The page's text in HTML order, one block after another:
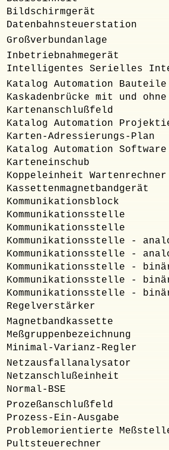
Bildschirmgerät
Datenbahnsteuerstation
Großverbundanlage
Inbetriebnahmegerät
Intelligentes Serielles
Katalog Automation Bauteile
Kaskadenbrücke mit und ohne
Kartenanschlußfeld
Katalog Automation
Karten-Adressierungs-Plan
Katalog Automation Software
Karteneinschub
Koppeleinheit Wartenrechner
Kassettenmagnetbandgerät
Kommunikationsblock
Kommunikationsstelle
Kommunikationsstelle
Kommunikationsstelle -
Kommunikationsstelle -
Kommunikationsstelle -
Kommunikationsstelle -
Kommunikationsstelle -
Regelverstärker
Magnetbandkassette
Meßgruppenbezeichnung
Minimal-Varianz-Regler
Netzausfallanalysator
Netzanschlußeinheit
Normal-BSE
Prozeßanschlußfeld
Prozess-Ein-Ausgabe
Problemorientierte
Pultsteuerechner